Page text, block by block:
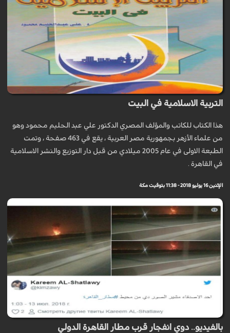
التربية الاسلامية في البيت
هذا الكتاب للكاتب والمؤلف المصري الدكتور علي عبد الحليم محمود وهو
من علماء الأزهر بجمهورية مصر العربیة ، يقع في 463 صفحة ، وتمت
الطبعة الاولى في عام 2005 ميلادي من قبل دار التوزيع والنشر الاسلامية
في القاهرة .
الإثنين 16 يوليو 2018 - 11:38 بتوقيت مكة
بالفيديو.. دوي انفجار قرب مطار القاهرة الدولي